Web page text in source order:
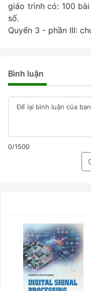
giáo trình có: 100
số.
Quyển 3 - phần III:
Bình luận
0/1500